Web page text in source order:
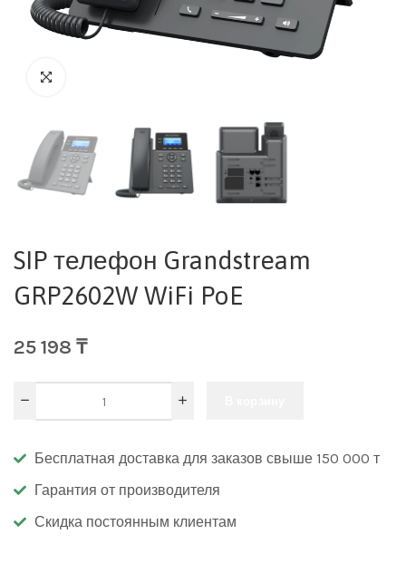
SIP телефон Grandstream
GRP2602W WiFi PoE
25 198 ₸
Бесплатная доставка для заказов свыше 150 000 т
Гарантия от производителя
Скидка постоянным клиентам